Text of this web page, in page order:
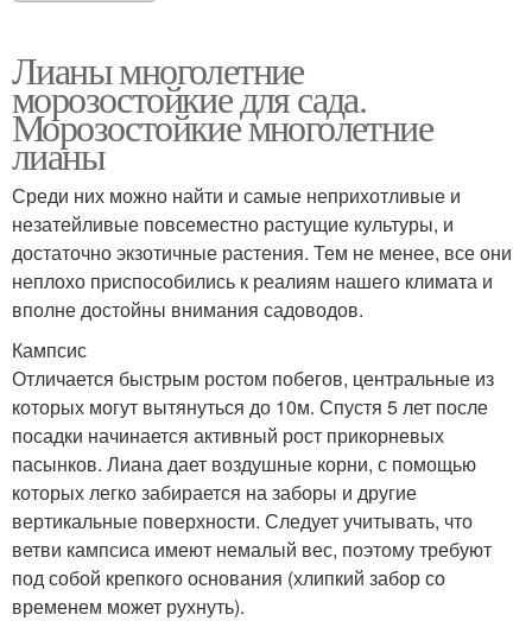
Лианы многолетние
морозостойкие для сада.
Морозостойкие многолетние
лианы
Среди них можно найти и самые неприхотливые и
незатейливые повсеместно растущие культуры, и
достаточно экзотичные растения. Тем не менее, все они
неплохо приспособились к реалиям нашего климата и
вполне достойны внимания садоводов.
Кампсис
Отличается быстрым ростом побегов, центральные из
которых могут вытянуться до 10м. Спустя 5 лет после
посадки начинается активный рост прикорневых
пасынков. Лиана дает воздушные корни, с помощью
которых легко забирается на заборы и другие
вертикальные поверхности. Следует учитывать, что
ветви кампсиса имеют немалый вес, поэтому требуют
под собой крепкого основания (хлипкий забор со
временем может рухнуть).